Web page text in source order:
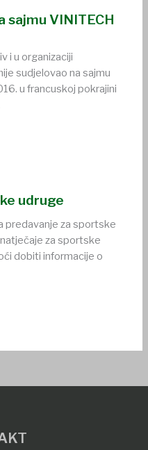
sajmu VINITECH
i u organizaciji
sudjelovao na sajmu
u francuskoj pokrajini
udruge
predavanje za sportske
za sportske
dobiti informacije o